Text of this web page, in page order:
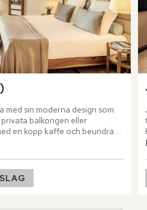
med sin moderna design som
balkongen eller
en kopp kaffe och beundra
Indiska oceanens glittrande